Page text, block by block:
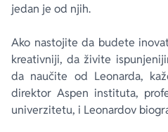
jedan je od njih.
Ako nastojite da budete
kreativniji, da živite
da naučite od Leonarda,
direktor Aspen instituta,
univerzitetu, i Leonardov